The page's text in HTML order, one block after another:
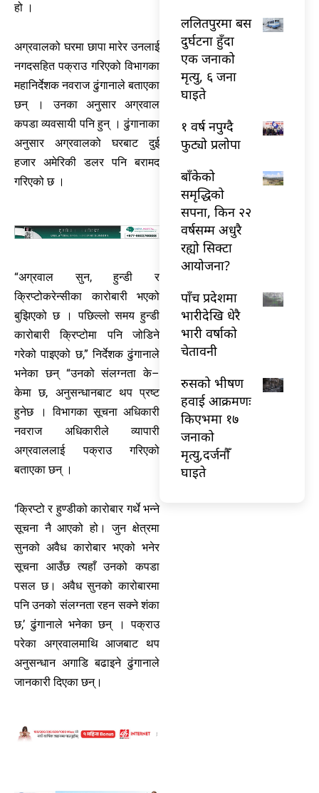
हो ।
अग्रवालको घरमा छापा मारेर उनलाई
नगदसहित पक्राउ गरिएको विभागका
महानिर्देशक नवराज ढुंगानाले बताएका
छन् । उनका अनुसार अग्रवाल
कपडा व्यवसायी पनि हुन् । ढुंगानाका
अनुसार अग्रवालको घरबाट दुई
हजार अमेरिकी डलर पनि बरामद
गरिएको छ ।
“अग्रवाल सुन, हुन्डी र
क्रिप्टोकरेन्सीका कारोबारी भएको
बुझिएको छ । पछिल्लो समय हुन्डी
कारोबारी क्रिप्टोमा पनि जोडिने
गरेको पाइएको छ,” निर्देशक ढुंगानाले
भनेका छन् “उनको संलग्नता के–
केमा छ, अनुसन्धानबाट थप प्रष्ट
हुनेछ । विभागका सूचना अधिकारी
नवराज अधिकारीले व्यापारी
अग्रवाललाई पक्राउ गरिएको
बताएका छन् ।
‘क्रिप्टो र हुण्डीको कारोबार गर्थे भन्ने
सूचना नै आएको हो। जुन क्षेत्रमा
सुनको अवैध कारोबार भएको भनेर
सूचना आउँछ त्यहाँ उनको कपडा
पसल छ। अवैध सुनको कारोबारमा
पनि उनको संलग्नता रहन सक्ने शंका
छ,’ ढुंगानाले भनेका छन् । पक्राउ
परेका अग्रवालमाथि आजबाट थप
अनुसन्धान अगाडि बढाइने ढुंगानाले
जानकारी दिएका छन्।
ललितपुरमा बस
दुर्घटना हुँदा
एक जनाको
मृत्यु, ६ जना
घाइते
१ वर्ष नपुग्दै
फुट्यो प्रलोपा
बाँकेको
समृद्धिको
सपना, किन २२
वर्षसम्म अधुरै
रह्यो सिक्टा
आयोजना?
पाँच प्रदेशमा
भारीदेखि धेरै
भारी वर्षाको
चेतावनी
रुसको भीषण
हवाई आक्रमणः
किएभमा १७
जनाको
मृत्यु,दर्जनौँ
घाइते